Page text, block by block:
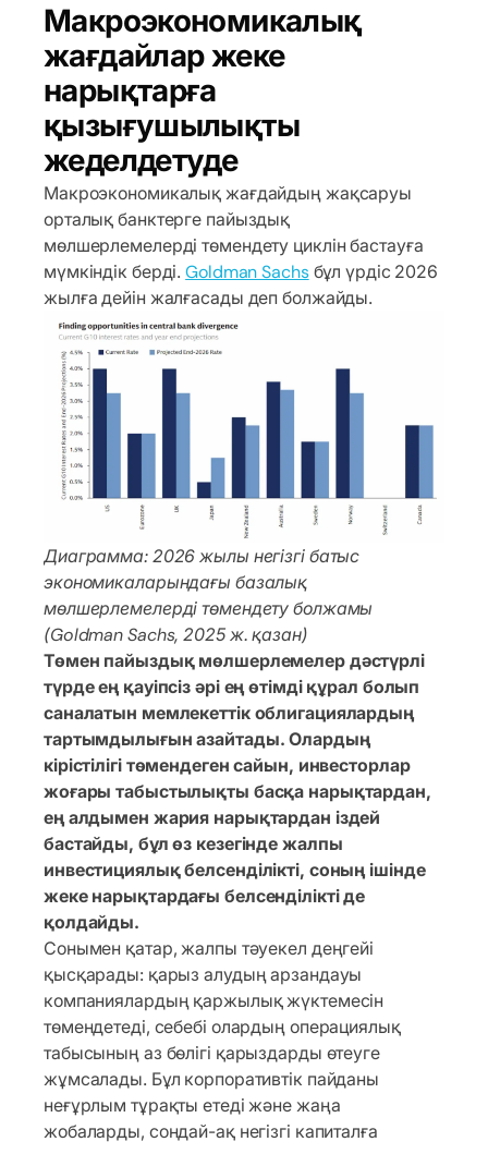
Макроэкономикалық
жағдайлар жеке
нарықтарға
қызығушылықты
жеделдетуде
Макроэкономикалық жағдайдың жақсаруы
орталық банктерге пайыздық
мөлшерлемелерді төмендету циклін бастауға
мүмкіндік берді.Goldman Sachsбұл үрдіс 2026
жылға дейін жалғасады деп болжайды.
Диаграмма: 2026 жылы негізгі батыс
экономикаларындағы базалық
мөлшерлемелерді төмендету болжамы
(Goldman Sachs, 2025 ж. қазан)
Төмен пайыздық мөлшерлемелер дәстүрлі
түрде ең қауіпсіз әрі ең өтімді құрал болып
саналатын мемлекеттік облигациялардың
тартымдылығын азайтады. Олардың
кірістілігі төмендеген сайын, инвесторлар
жоғары табыстылықты басқа нарықтардан,
ең алдымен жария нарықтардан іздей
бастайды, бұл өз кезегінде жалпы
инвестициялық белсенділікті, соның ішінде
жеке нарықтардағы белсенділікті де
қолдайды.
Сонымен қатар, жалпы тәуекел деңгейі
қысқарады: қарыз алудың арзандауы
компаниялардың қаржылық жүктемесін
төмендетеді, себебі олардың операциялық
табысының аз бөлігі қарыздарды өтеуге
жұмсалады. Бұл корпоративтік пайданы
неғұрлым тұрақты етеді және жаңа
жобаларды, сондай-ақ негізгі капиталға